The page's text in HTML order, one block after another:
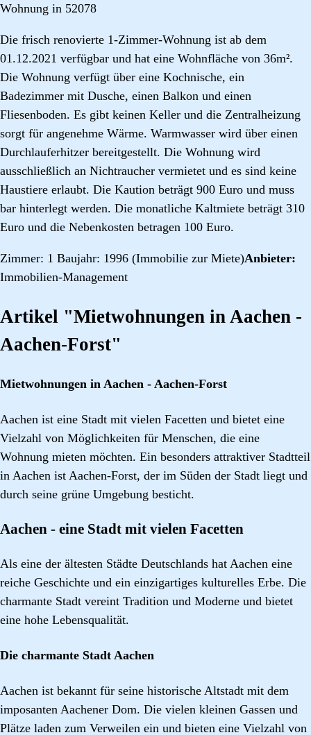
Wohnung in 52078
Die frisch renovierte 1-Zimmer-Wohnung ist ab dem
01.12.2021 verfügbar und hat eine Wohnfläche von 36m².
Die Wohnung verfügt über eine Kochnische, ein
Badezimmer mit Dusche, einen Balkon und einen
Fliesenboden. Es gibt keinen Keller und die Zentralheizung
sorgt für angenehme Wärme. Warmwasser wird über einen
Durchlauferhitzer bereitgestellt. Die Wohnung wird
ausschließlich an Nichtraucher vermietet und es sind keine
Haustiere erlaubt. Die Kaution beträgt 900 Euro und muss
bar hinterlegt werden. Die monatliche Kaltmiete beträgt 310
Euro und die Nebenkosten betragen 100 Euro.
Zimmer: 1 Baujahr: 1996 (Immobilie zur Miete)Anbieter:
Immobilien-Management
Artikel "Mietwohnungen in Aachen -
Aachen-Forst"
Mietwohnungen in Aachen - Aachen-Forst
Aachen ist eine Stadt mit vielen Facetten und bietet eine
Vielzahl von Möglichkeiten für Menschen, die eine
Wohnung mieten möchten. Ein besonders attraktiver Stadtteil
in Aachen ist Aachen-Forst, der im Süden der Stadt liegt und
durch seine grüne Umgebung besticht.
Aachen - eine Stadt mit vielen Facetten
Als eine der ältesten Städte Deutschlands hat Aachen eine
reiche Geschichte und ein einzigartiges kulturelles Erbe. Die
charmante Stadt vereint Tradition und Moderne und bietet
eine hohe Lebensqualität.
Die charmante Stadt Aachen
Aachen ist bekannt für seine historische Altstadt mit dem
imposanten Aachener Dom. Die vielen kleinen Gassen und
Plätze laden zum Verweilen ein und bieten eine Vielzahl von